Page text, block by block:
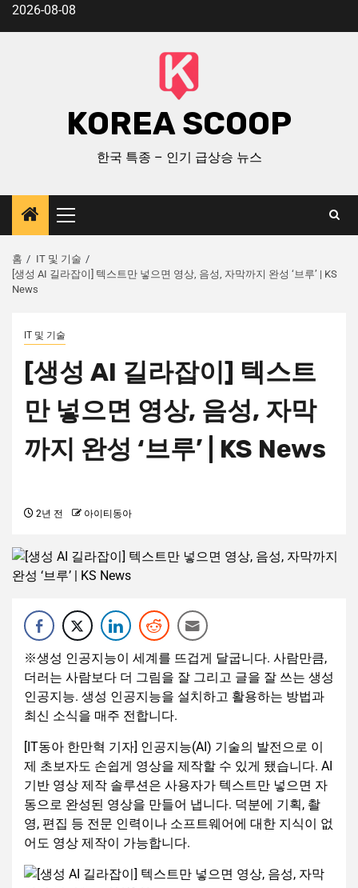
2026-08-08
KOREA SCOOP
한국 특종 – 인기 급상승 뉴스
홈
IT 및 기술
[생성 AI 길라잡이] 텍스트만 넣으면 영상, 음성, 자막까지 완성 ‘브루’ | KS
News
IT 및 기술
[생성 AI 길라잡이] 텍스트
만 넣으면 영상, 음성, 자막
까지 완성 ‘브루’ | KS News
2년 전 아이티동아
※생성 인공지능이 세계를 뜨겁게 달굽니다. 사람만큼,
더러는 사람보다 더 그림을 잘 그리고 글을 잘 쓰는 생성
인공지능. 생성 인공지능을 설치하고 활용하는 방법과
최신 소식을 매주 전합니다.
[IT동아 한만혁 기자] 인공지능(AI) 기술의 발전으로 이
제 초보자도 손쉽게 영상을 제작할 수 있게 됐습니다. AI
기반 영상 제작 솔루션은 사용자가 텍스트만 넣으면 자
동으로 완성된 영상을 만들어 냅니다. 덕분에 기획, 촬
영, 편집 등 전문 인력이나 소프트웨어에 대한 지식이 없
어도 영상 제작이 가능합니다.